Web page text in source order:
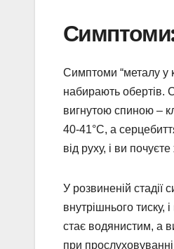
Симптоми:
Симптоми “металу у
набирають обертів.
вигнутою спиною –
40-41°C, а
від руху, і ви
У розвиненій стадії
внутрішнього тиску,
стає водянистим, а
при